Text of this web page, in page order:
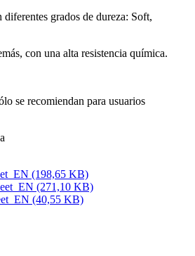
grados de dureza: Soft,
con una alta resistencia química.
se recomiendan para usuarios
(198,65 KB)
(271,10 KB)
(40,55 KB)